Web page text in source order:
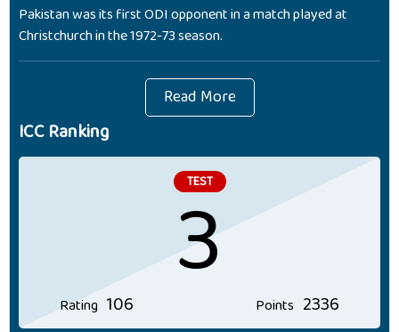
Pakistan was its first ODI opponent in a match played at
Christchurch in the 1972-73 season.
Read More
ICC Ranking
TEST
3
Rating 106 Points 2336